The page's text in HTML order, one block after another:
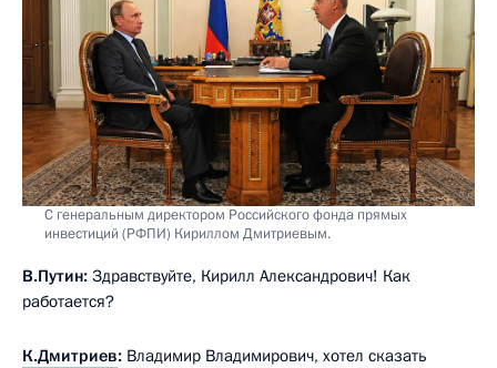
С генеральным директором Российского фонда прямых
инвестиций (РФПИ) Кириллом Дмитриевым.
В.Путин: Здравствуйте, Кирилл Александрович! Как
работается?
К.Дмитриев: Владимир Владимирович, хотел сказать